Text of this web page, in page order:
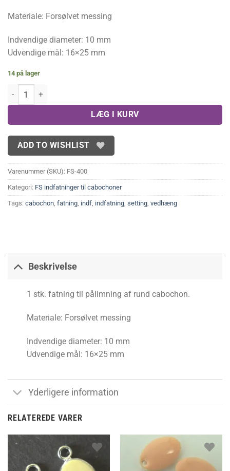
Materiale: Forsølvet messing
Indvendige diameter: 10 mm
Udvendige mål: 16×25 mm
14 på lager
FS rund fatning til cabochon 10 mm antal
LÆG I KURV
ADD TO WISHLIST
Varenummer (SKU): FS-400
Kategori: FS indfatninger til cabochoner
Tags: cabochon, fatning, indf, indfatning, setting, vedhæng
Beskrivelse
1 stk. fatning til pålimning af rund cabochon.
Materiale: Forsølvet messing
Indvendige diameter: 10 mm
Udvendige mål: 16×25 mm
Yderligere information
RELATEREDE VARER